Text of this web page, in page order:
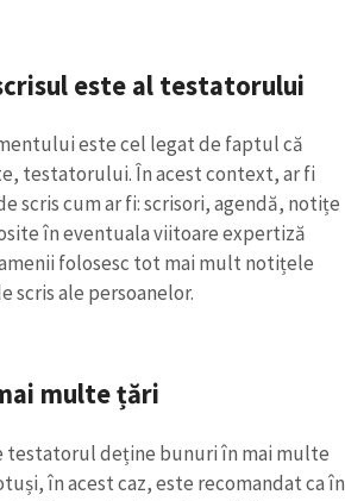
este al testatorului
este cel legat de faptul că
testatorului. În acest context, ar fi
scris cum ar fi: scrisori, agendă, notițe
în eventuala viitoare expertiză
folosesc tot mai mult notițele
scris ale persoanelor.
multe țări
testatorul deține bunuri în mai multe
în acest caz, este recomandat ca în
+ Mesajul știrei